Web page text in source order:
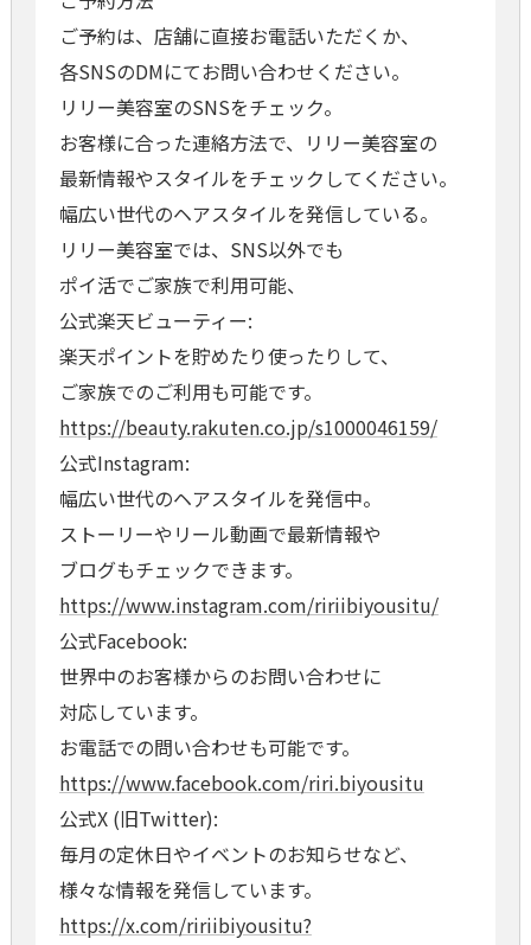
ご予約は、店舗に直接お電話いただくか、
各SNSのDMにてお問い合わせください。
リリー美容室のSNSをチェック。
お客様に合った連絡方法で、リリー美容室の
最新情報やスタイルをチェックしてください。
幅広い世代のヘアスタイルを発信している。
リリー美容室では、SNS以外でも
ポイ活でご家族で利用可能、
公式楽天ビューティー:
楽天ポイントを貯めたり使ったりして、
ご家族でのご利用も可能です。
https://beauty.rakuten.co.jp/s1000046159/
公式Instagram:
幅広い世代のヘアスタイルを発信中。
ストーリーやリール動画で最新情報や
ブログもチェックできます。
https://www.instagram.com/ririibiyousitu/
公式Facebook:
世界中のお客様からのお問い合わせに
対応しています。
お電話での問い合わせも可能です。
https://www.facebook.com/riri.biyousitu
公式X (旧Twitter):
毎月の定休日やイベントのお知らせなど、
様々な情報を発信しています。
https://x.com/ririibiyousitu?